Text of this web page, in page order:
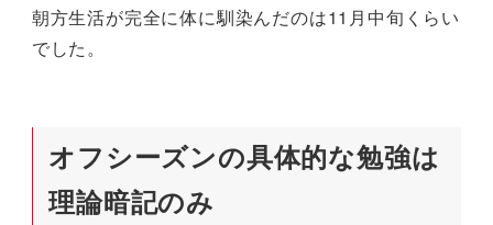
朝方生活が完全に体に馴染んだのは11月中旬くらい
でした。
オフシーズンの具体的な勉強は
理論暗記のみ